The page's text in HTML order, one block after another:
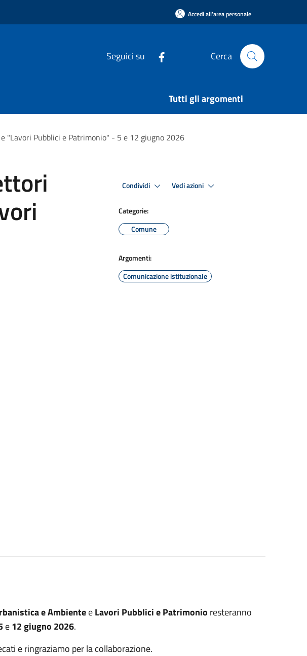
Accedi all'area personale
Seguici su Cerca
Tutti gli argomenti
"Lavori Pubblici e Patrimonio" - 5 e 12 giugno 2026
Condividi Vedi azioni
Categorie:
Comune
Argomenti:
Comunicazione istituzionale
e AmbienteeLavori Pubblici e Patrimonio resteranno
e12 giugno 2026.
e ringraziamo per la collaborazione.